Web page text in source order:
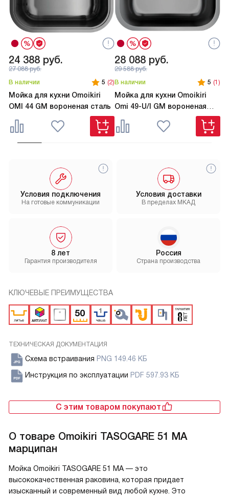
24 388 руб.
27 088руб.
В наличии
5 (2)
Мойка для кухни Omoikiri
OMI 44 GM вороненая сталь
28 088 руб.
29 588руб.
В наличии
5 (1)
Мойка для кухни Omoikiri
Omi 49-U/I GM вороненая
Условия доставки
В пределах МКАД
8 лет
Гарантия производителя
Условия подключения
На готовые коммуникации
Россия
Страна производства
КЛЮЧЕВЫЕ ПРЕИМУЩЕСТВА
ТЕХНИЧЕСКАЯ ДОКУМЕНТАЦИЯ
Схема встраивания PNG 149.46 КБ
Инструкция по эксплуатации PDF 597.93 КБ
С этим товаром покупают
О товаре Omoikiri TASOGARE 51 MA
марципан
Мойка Omoikiri TASOGARE 51 MA — это
высококачественная раковина, которая придает
изысканный и современный вид любой кухне. Это